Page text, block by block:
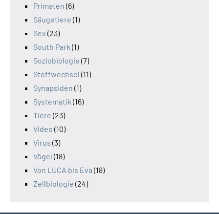
Primaten (6)
Säugetiere (1)
Sex (23)
South Park (1)
Soziobiologie (7)
Stoffwechsel (11)
Synapsiden (1)
Systematik (16)
Tiere (23)
Video (10)
Virus (3)
Vögel (18)
Von LUCA bis Eva (18)
Zellbiologie (24)